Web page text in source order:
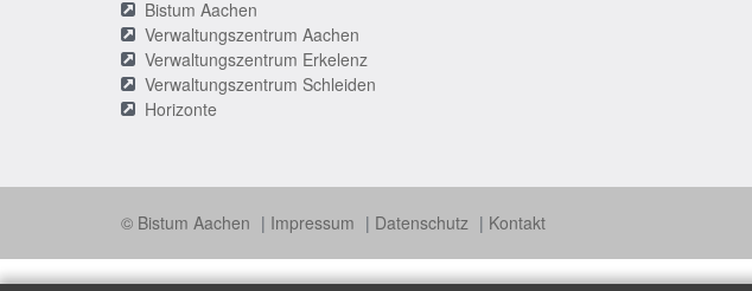
Bistum Aachen
Verwaltungszentrum Aachen
Verwaltungszentrum Erkelenz
Verwaltungszentrum Schleiden
Horizonte
© Bistum Aachen Impressum Datenschutz Kontakt